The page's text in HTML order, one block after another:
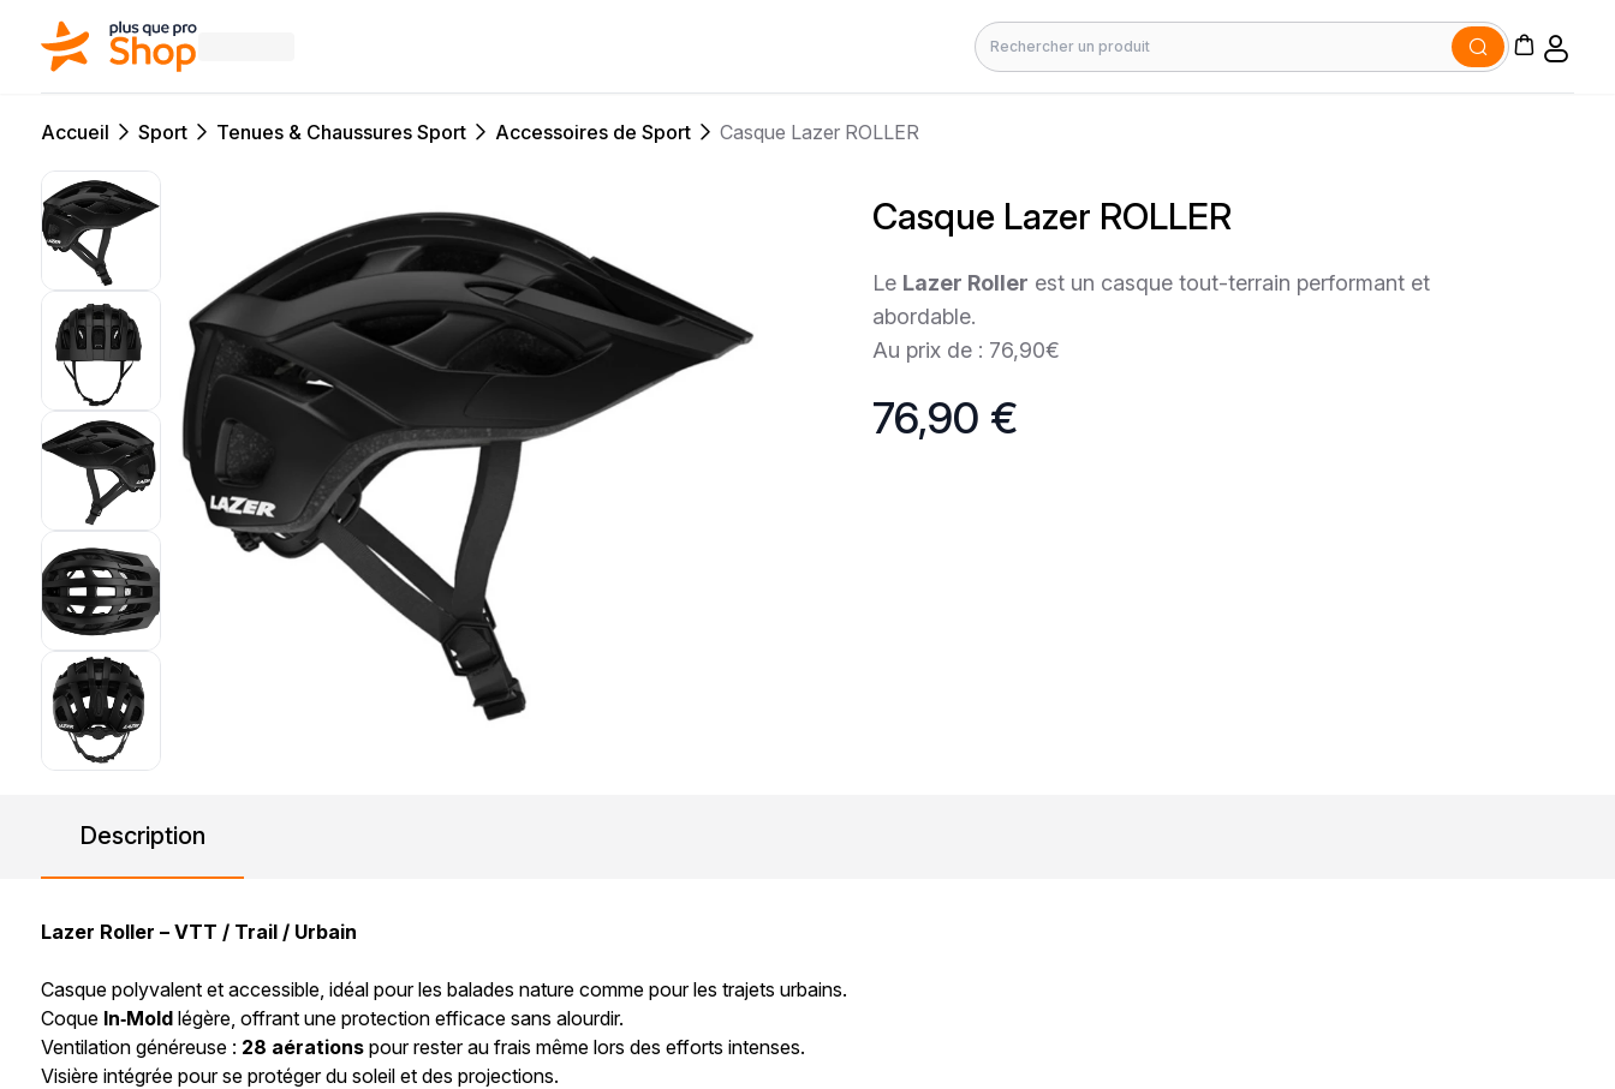
Rechercher
Accueil Sport Tenues & Chaussures Sport Accessoires de Sport Casque Lazer ROLLER
Casque Lazer ROLLER
Le Lazer Roller est un casque tout-terrain performant et
abordable.
Au prix de : 76,90€
76,90 €
Description
Lazer Roller – VTT / Trail / Urbain
Casque polyvalent et accessible, idéal pour les balades nature comme pour les trajets urbains.
Coque In‑Mold légère, offrant une protection efficace sans alourdir.
Ventilation généreuse : 28 aérations pour rester au frais même lors des efforts intenses.
Visière intégrée pour se protéger du soleil et des projections.